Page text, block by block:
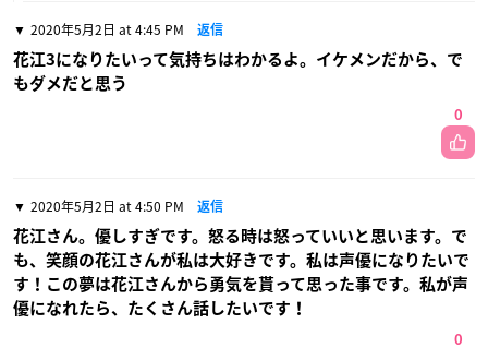
2020年5月2日 at 4:45 PM 返信
花江3になりたいって気持ちはわかるよ。イケメンだから、で
もダメだと思う
0
2020年5月2日 at 4:50 PM 返信
花江さん。優しすぎです。怒る時は怒っていいと思います。で
も、笑顔の花江さんが私は大好きです。私は声優になりたいで
す！この夢は花江さんから勇気を貰って思った事です。私が声
優になれたら、たくさん話したいです！
0